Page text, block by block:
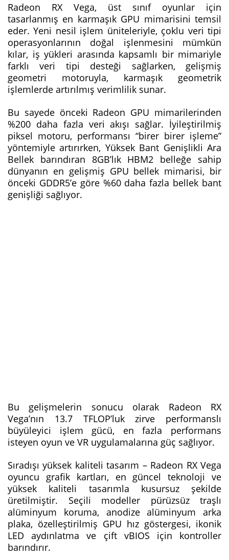
Radeon RX Vega, üst sınıf oyunlar için
tasarlanmış en karmaşık GPU mimarisini temsil
eder. Yeni nesil işlem üniteleriyle, çoklu veri tipi
operasyonlarının doğal işlenmesini mümkün
kılar, iş yükleri arasında kapsamlı bir mimariyle
farklı veri tipi desteği sağlarken, gelişmiş
geometri motoruyla, karmaşık geometrik
işlemlerde artırılmış verimlilik sunar.
Bu sayede önceki Radeon GPU mimarilerinden
%200 daha fazla veri akışı sağlar. İyileştirilmiş
piksel motoru, performansı “birer birer işleme”
yöntemiyle artırırken, Yüksek Bant Genişlikli Ara
Bellek barındıran 8GB’lık HBM2 belleğe sahip
dünyanın en gelişmiş GPU bellek mimarisi, bir
önceki GDDR5’e göre %60 daha fazla bellek bant
genişliği sağlıyor.
Bu gelişmelerin sonucu olarak Radeon RX
Vega’nın 13.7 TFLOP’luk zirve performanslı
büyüleyici işlem gücü, en fazla performans
isteyen oyun ve VR uygulamalarına güç sağlıyor.
Sıradışı yüksek kaliteli tasarım – Radeon RX Vega
oyuncu grafik kartları, en güncel teknoloji ve
yüksek kaliteli tasarımla kusursuz şekilde
üretilmiştir. Seçili modeller pürüzsüz traşlı
alüminyum koruma, anodize alüminyum arka
plaka, özelleştirilmiş GPU hız göstergesi, ikonik
LED aydınlatma ve çift vBIOS için kontroller
barındırır.